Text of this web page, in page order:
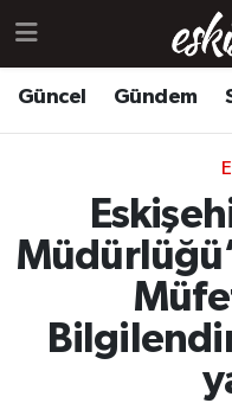
Güncel Gündem